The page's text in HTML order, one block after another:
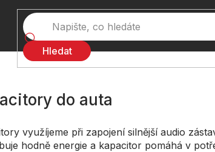
Hledat
do auta
využíjeme při zapojení silnější audio
hodně energie a kapacitor pomáhá v